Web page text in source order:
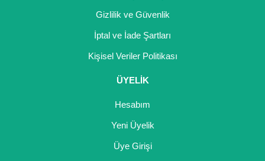
Gizlilik ve Güvenlik
İptal ve İade Şartları
Kişisel Veriler Politikası
ÜYELİK
Hesabım
Yeni Üyelik
Üye Girişi